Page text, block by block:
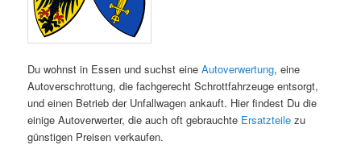
Du wohnst in Essen und suchst eineAutoverwertung, eine
Autoverschrottung, die fachgerecht Schrottfahrzeuge entsorgt,
und einen Betrieb der Unfallwagen ankauft. Hier findest Du die
einige Autoverwerter, die auch oft gebrauchte Ersatzteile zu
günstigen Preisen verkaufen.